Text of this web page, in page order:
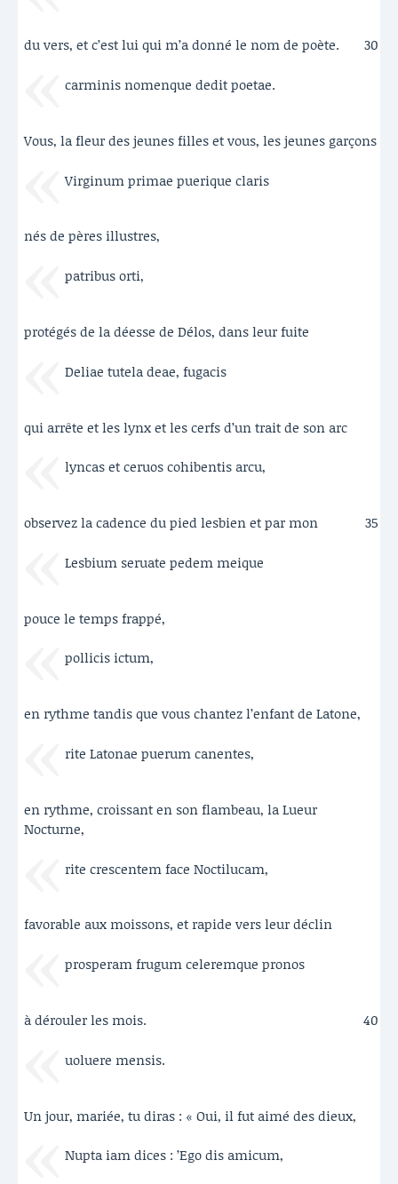
du vers, et c’est lui qui m’a donné le nom de poète. 30
carminis nomenque dedit poetae.
Vous, la fleur des jeunes filles et vous, les jeunes garçons
Virginum primae puerique claris
nés de pères illustres,
patribus orti,
protégés de la déesse de Délos, dans leur fuite
Deliae tutela deae, fugacis
qui arrête et les lynx et les cerfs d’un trait de son arc
lyncas et ceruos cohibentis arcu,
observez la cadence du pied lesbien et par mon 35
Lesbium seruate pedem meique
pouce le temps frappé,
pollicis ictum,
en rythme tandis que vous chantez l’enfant de Latone,
rite Latonae puerum canentes,
en rythme, croissant en son flambeau, la Lueur
Nocturne,
rite crescentem face Noctilucam,
favorable aux moissons, et rapide vers leur déclin
prosperam frugum celeremque pronos
à dérouler les mois. 40
uoluere mensis.
Un jour, mariée, tu diras : « Oui, il fut aimé des dieux,
Nupta iam dices : ’Ego dis amicum,